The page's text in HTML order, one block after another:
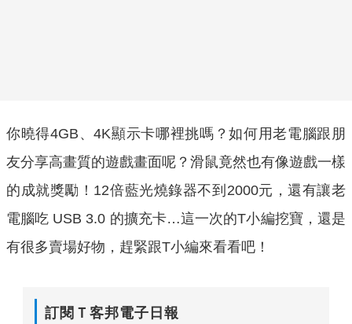
你曉得4GB、4K顯示卡哪裡挑嗎？如何用老電腦跟朋
友分享高畫質的遊戲畫面呢？滑鼠竟然也有像遊戲一樣
的成就獎勵！12倍藍光燒錄器不到2000元，還有讓老
電腦吃 USB 3.0 的擴充卡…這一次的T小編挖寶，還是
有很多賣場好物，趕緊跟T小編來看看吧！
訂閱Ｔ客邦電子日報